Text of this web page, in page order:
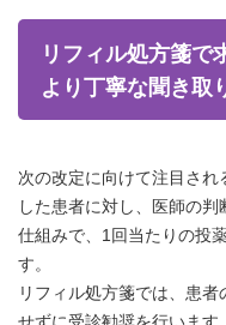
リフィル処方箋で
より丁寧な聞き取
次の改定に向けて注目さ
した患者に対し、医師の
仕組みで、1回当たりの投
す。
リフィル処方箋では、患
せずに受診勧奨を行います